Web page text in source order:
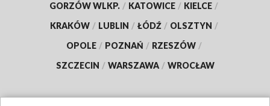
GORZÓW WLKP. / KATOWICE / KIELCE /
KRAKÓW / LUBLIN / ŁÓDŹ / OLSZTYN /
OPOLE / POZNAŃ / RZESZÓW /
SZCZECIN / WARSZAWA / WROCŁAW